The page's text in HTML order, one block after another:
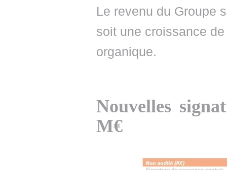
Le revenu du Groupe
soit une croissance
organique.
Nouvelles
M€